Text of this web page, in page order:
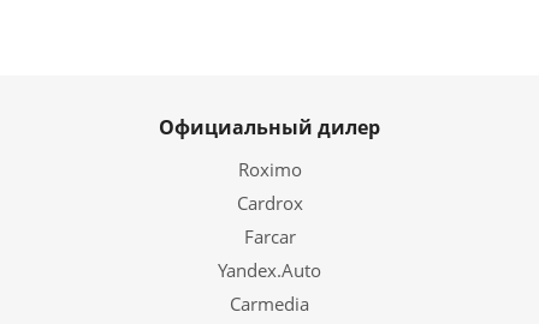
Официальный дилер
Roximo
Cardrox
Farcar
Yandex.Auto
Carmedia